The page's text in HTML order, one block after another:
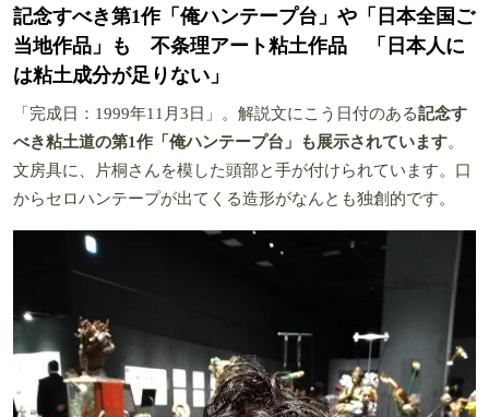
記念すべき第1作「俺ハンテープ台」や「日本全国ご
当地作品」も 不条理アート粘土作品 「日本人に
は粘土成分が足りない」
「完成日：1999年11月3日」。解説文にこう日付のある記念す
べき粘土道の第1作「俺ハンテープ台」も展示されています。
文房具に、片桐さんを模した頭部と手が付けられています。口
からセロハンテープが出てくる造形がなんとも独創的です。